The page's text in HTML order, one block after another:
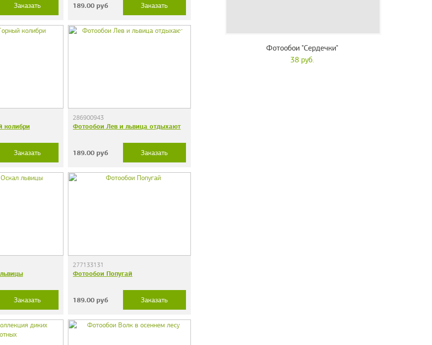
Заказать 189.00 руб Заказать
колибри
Заказать
286900943
Фотообои Лев и львица отдыхают
189.00 руб Заказать
Заказать
277133131
Фотообои Попугай
189.00 руб Заказать
Фотообои "Сердечки"
38 руб.